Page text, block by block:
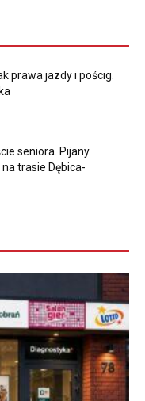
prawa jazdy i pościg.
seniora. Pijany
trasie Dębica-